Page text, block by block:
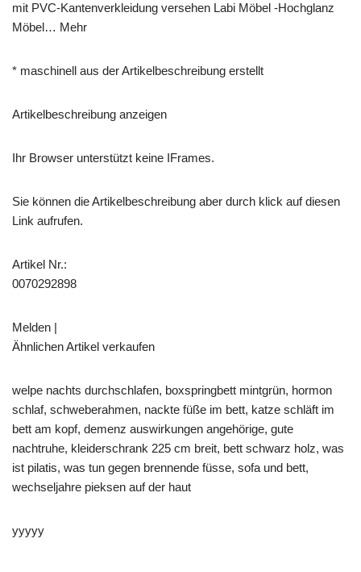
mit PVC-Kantenverkleidung versehen Labi Möbel -Hochglanz
Möbel… Mehr
* maschinell aus der Artikelbeschreibung erstellt
Artikelbeschreibung anzeigen
Ihr Browser unterstützt keine IFrames.
Sie können die Artikelbeschreibung aber durch klick auf diesen
Link aufrufen.
Artikel Nr.:
0070292898
Melden |
Ähnlichen Artikel verkaufen
welpe nachts durchschlafen, boxspringbett mintgrün, hormon
schlaf, schweberahmen, nackte füße im bett, katze schläft im
bett am kopf, demenz auswirkungen angehörige, gute
nachtruhe, kleiderschrank 225 cm breit, bett schwarz holz, was
ist pilatis, was tun gegen brennende füsse, sofa und bett,
wechseljahre pieksen auf der haut
yyyyy